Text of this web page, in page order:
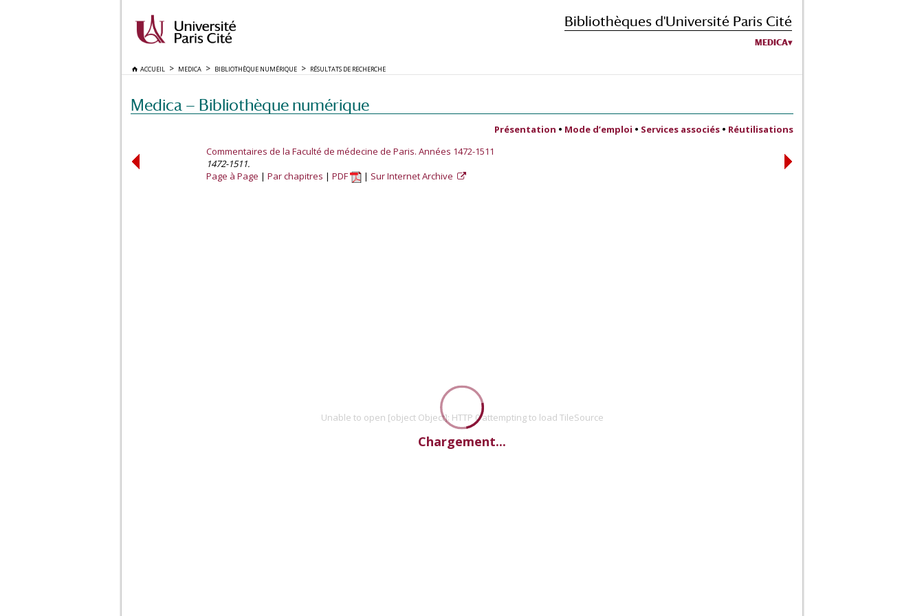
Bibliothèques d'Université Paris Cité
MEDICA
ACCUEIL MEDICA BIBLIOTHÈQUE NUMÉRIQUE RÉSULTATS DE RECHERCHE
Medica — Bibliothèque numérique
Présentation • Mode d’emploi • Services associés • Réutilisations
Commentaires de la Faculté de médecine de Paris. Années 1472-1511
1472-1511.
Page à Page
Par chapitres PDF Sur Internet Archive
Unable to open [object Object]: HTTP 0 attempting to load TileSource
Chargement...